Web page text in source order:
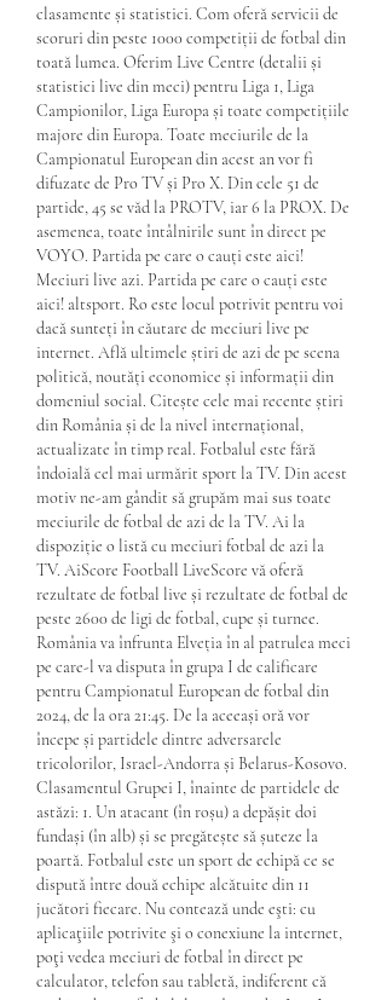
clasamente și statistici. Com oferă servicii de
scoruri din peste 1000 competiții de fotbal din
toată lumea. Oferim Live Centre (detalii și
statistici live din meci) pentru Liga 1, Liga
Campionilor, Liga Europa și toate competițiile
majore din Europa. Toate meciurile de la
Campionatul European din acest an vor fi
difuzate de Pro TV și Pro X. Din cele 51 de
partide, 45 se văd la PROTV, iar 6 la PROX. De
asemenea, toate întâlnirile sunt în direct pe
VOYO. Partida pe care o cauți este aici!
Meciuri live azi. Partida pe care o cauți este
aici! altsport. Ro este locul potrivit pentru voi
dacă sunteți în căutare de meciuri live pe
internet. Află ultimele știri de azi de pe scena
politică, noutăți economice și informații din
domeniul social. Citește cele mai recente știri
din România și de la nivel internațional,
actualizate în timp real. Fotbalul este fără
îndoială cel mai urmărit sport la TV. Din acest
motiv ne-am gândit să grupăm mai sus toate
meciurile de fotbal de azi de la TV. Ai la
dispoziție o listă cu meciuri fotbal de azi la
TV. AiScore Football LiveScore vă oferă
rezultate de fotbal live și rezultate de fotbal de
peste 2600 de ligi de fotbal, cupe și turnee.
România va înfrunta Elveția în al patrulea meci
pe care-l va disputa în grupa I de calificare
pentru Campionatul European de fotbal din
2024, de la ora 21:45. De la aceeași oră vor
începe și partidele dintre adversarele
tricolorilor, Israel-Andorra și Belarus-Kosovo.
Clasamentul Grupei I, înainte de partidele de
astăzi: 1. Un atacant (în roșu) a depășit doi
fundași (în alb) și se pregătește să șuteze la
poartă. Fotbalul este un sport de echipă ce se
dispută între două echipe alcătuite din 11
jucători fiecare. Nu contează unde eşti: cu
aplicaţiile potrivite şi o conexiune la internet,
poţi vedea meciuri de fotbal în direct pe
calculator, telefon sau tabletă, indiferent că